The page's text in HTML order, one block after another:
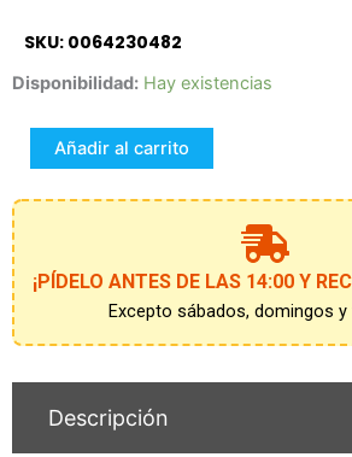
SKU: 0064230482
Disponibilidad: Hay existencias
What
you
meme
cantidad
Añadir al carrito
¡PÍDELO ANTES DE LAS 14:00 Y
Excepto sábados, domingos
Descripción